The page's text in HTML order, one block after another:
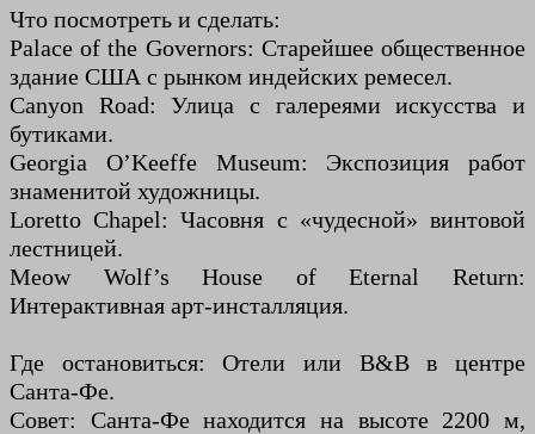
Что посмотреть и сделать:
Palace of the Governors: Старейшее общественное
здание США с рынком индейских ремесел.
Canyon Road: Улица с галереями искусства и
бутиками.
Georgia O’Keeffe Museum: Экспозиция работ
знаменитой художницы.
Loretto Chapel: Часовня с «чудесной» винтовой
лестницей.
Meow Wolf’s House of Eternal Return:
Интерактивная арт-инсталляция.
Где остановиться: Отели или B&B в центре
Санта-Фе.
Совет: Санта-Фе находится на высоте 2200 м,